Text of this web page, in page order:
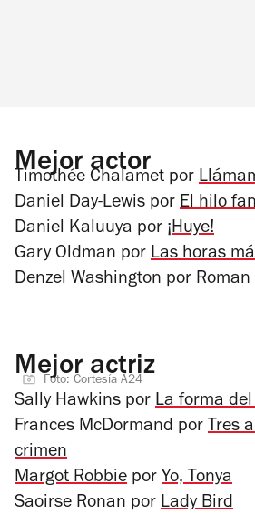
Mejor actor
Timothée Chalamet por
Daniel Day-Lewis por El hilo
Daniel Kaluuya por ¡Huye!
Gary Oldman por Las horas
Denzel Washington por Roman
Mejor actriz
Foto: Cortesía A24
Sally Hawkins por La forma
Frances McDormand por Tres
crimen
Margot Robbie por Yo, Tonya
Saoirse Ronan por Lady Bird